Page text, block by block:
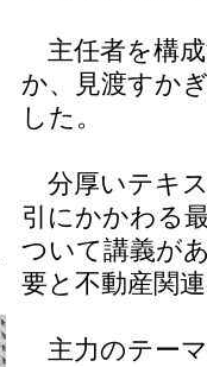
主任者を構
か、見渡すか
した。
分厚いテキ
引にかかわる
ついて講義が
要と不動産関
主力のテー